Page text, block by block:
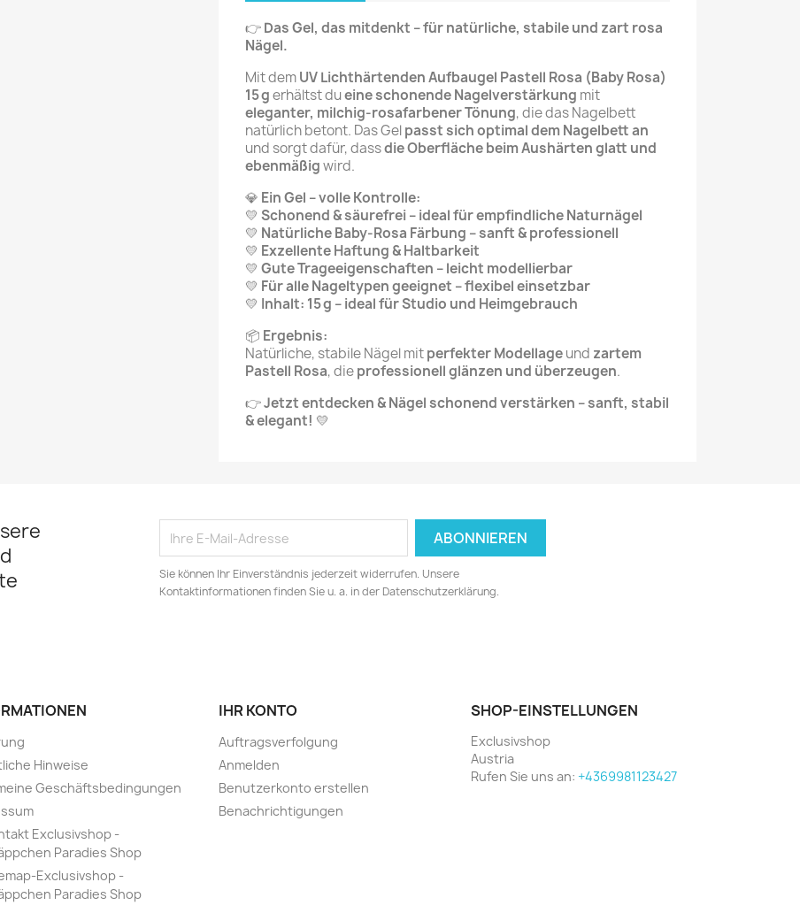
👉Das Gel, das mitdenkt – für natürliche, stabile und zart rosa
Nägel.
Mit demUV Lichthärtenden Aufbaugel Pastell Rosa (Baby Rosa)
15 gerhältst dueine schonende Nagelverstärkung mit
eleganter, milchig-rosafarbener Tönung, die das Nagelbett
natürlich betont. Das Gelpasst sich optimal dem Nagelbett an
und sorgt dafür, dassdie Oberfläche beim Aushärten glatt und
ebenmäßigwird.
💎 Ein Gel – volle Kontrolle:
💛 Schonend & säurefrei – ideal für empfindliche Naturnägel
💛 Natürliche Baby-Rosa Färbung – sanft & professionell
💛 Exzellente Haftung & Haltbarkeit
💛 Gute Trageeigenschaften – leicht modellierbar
💛 Für alle Nageltypen geeignet – flexibel einsetzbar
💛 Inhalt: 15 g – ideal für Studio und Heimgebrauch
📦 Ergebnis:
Natürliche, stabile Nägel mitperfekter Modellageund zartem
Pastell Rosa, dieprofessionell glänzen und überzeugen.
👉Jetzt entdecken & Nägel schonend verstärken – sanft, stabil
& elegant! 💛
Sie können Ihr Einverständnis jederzeit widerrufen. Unsere
Kontaktinformationen finden Sie u. a. in der Datenschutzerklärung.
Hinweise
Geschäftsbedingungen
Exclusivshop -
Paradies Shop
Exclusivshop -
Paradies Shop
IHR KONTO
Auftragsverfolgung
Anmelden
Benutzerkonto erstellen
Benachrichtigungen
SHOP-EINSTELLUNGEN
Exclusivshop
Austria
Rufen Sie uns an: +4369981123427